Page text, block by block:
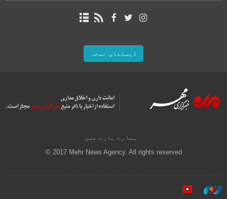
ڈیسکٹاپ نسخہ
ہمارے بارے میں
© 2017 Mehr News Agency. All rights reserved